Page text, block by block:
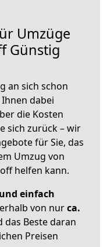
Umzüge
Günstig
an sich schon
dabei
die Kosten
sich zurück – wir
für Sie, das
Umzug von
helfen kann.
einfach
von nurca.
das Beste daran
Preisen